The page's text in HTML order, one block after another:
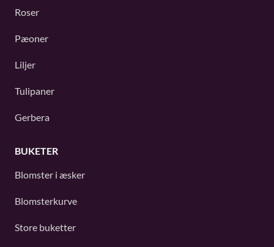
Roser
Pæoner
Liljer
Tulipaner
Gerbera
BUKETER
Blomster i æsker
Blomsterkurve
Store buketter